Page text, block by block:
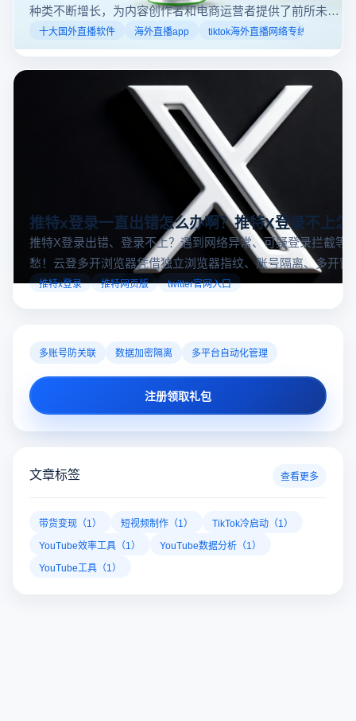
种类不断增长，为内容创作者和电商运营者提供了前所未有
的机遇。如果你是一个跨境电商从业者，想要了解2025年十
大国外直播软件排行榜，那么你来对地方了！接下来跟着云
登多开浏览器一起来了解海外直播平台哪些最受欢迎。
十大国外直播软件 海外直播app tiktok海外直播网络专线
推特x登录一直出错怎么办啊？推特X登录不上怎
推特X登录出错、登录不上？遇到网络异常、可疑登录拦截等
愁！云登多开浏览器凭借独立浏览器指纹、账号隔离、多开窗
对性解决登录难题，让推特X登录更稳定安全～
推特x登录 推特网页版 twitter官网入口
多账号防关联 数据加密隔离 多平台自动化管理
注册领取礼包
文章标签 查看更多
带货变现（1） 短视频制作（1）
TikTok冷启动（1）
YouTube效率工具（1）
YouTube数据分析（1）
YouTube工具（1）